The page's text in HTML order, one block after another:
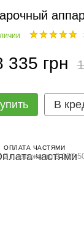
335 грн
В
ОПЛАТА ЧАСТЯМИ
2 платежа по 9